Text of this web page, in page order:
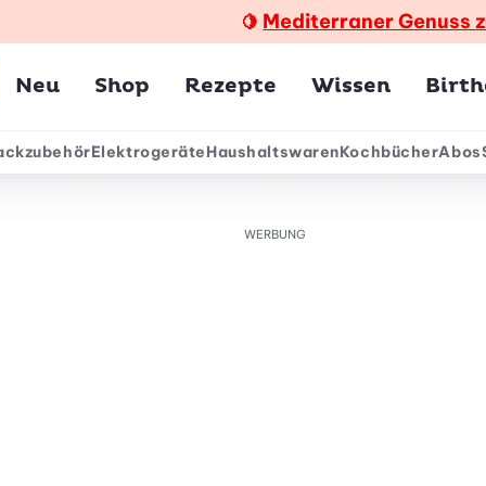
🍋 Mediterraner Genuss
Neu Shop Rezepte Wissen
ElektrogeräteHaushaltswarenKochbücherAbos
WERBUNG